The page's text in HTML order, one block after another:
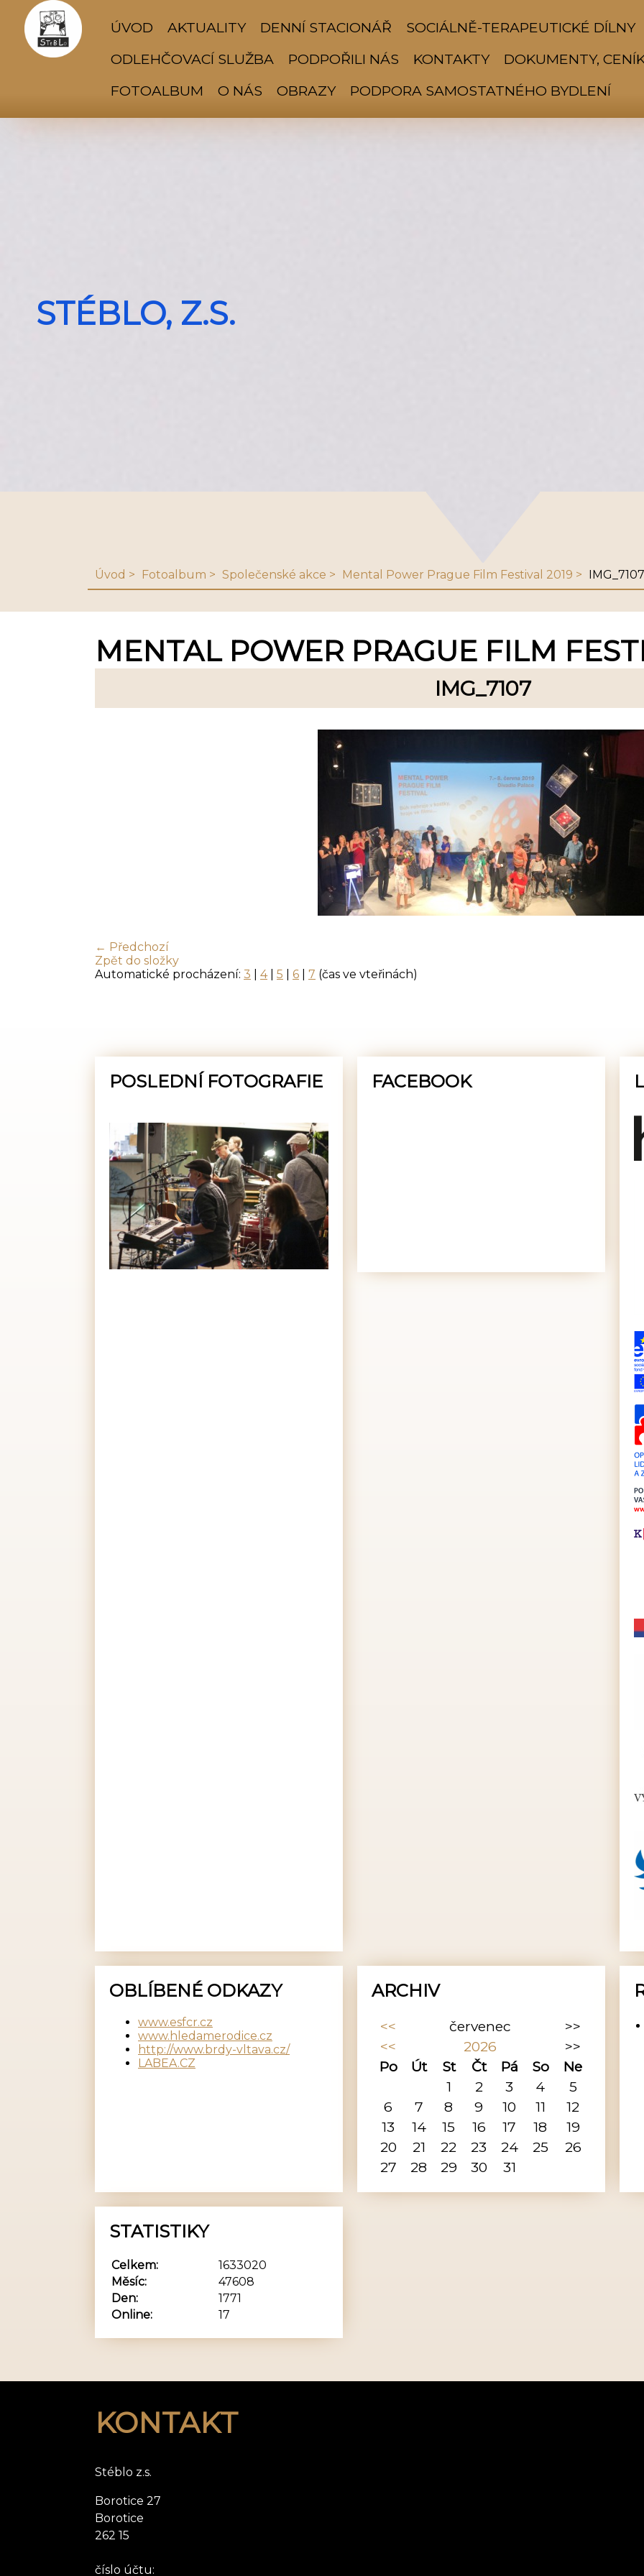
ÚVOD AKTUALITY DENNÍ STACIONÁŘ
SOCIÁLNĚ-TERAPEUTICKÉ DÍLNY
ODLEHČOVACÍ SLUŽBA
PODPOŘILI NÁS KONTAKTY
DOKUMENTY,
FOTOALBUM
O NÁS OBRAZY PODPORA SAMOSTATNÉHO BYDLENÍ
STÉBLO, Z.S.
Úvod Fotoalbum Společenské akce Mental Power Prague Film Festival 2019 IMG_7107
MENTAL POWER PRAGUE FILM
IMG_7107
← Předchozí
Zpět do složky
Automatické procházení: 3 4| 5 6 7 (čas ve vteřinách)
POSLEDNÍ FOTOGRAFIE FACEBOOK
OBLÍBENÉ ODKAZY
www.esfcr.cz
www.hledamerodice.cz
http://www.brdy-vltava.cz/
LABEA.CZ
ARCHIV
<< červenec
>>
<<
2026
>>
Po
Út St Čt Pá So
Ne
1
2 3 4
5
6
7 8 9 10 11
12
13
14 15 16 17 18
19
20
21 22 23 24 25
26
27
28 29 30 31
STATISTIKY
Online: 17
Celkem:
1633020
Měsíc:
47608
Den:
1771
KONTAKT
Stéblo z.s.
Borotice 27
Borotice
262 15
číslo účtu: